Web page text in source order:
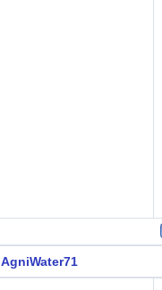
AgniWater71